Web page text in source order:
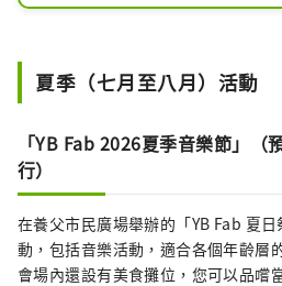
設施也一應俱全
夏季（七月至八月）活動
「YB Fab 2026夏季音樂節」（
行）
在養父市民廣場舉辦的「YB Fab 夏
動，包括音樂活動，適合各個年齡層
會場內還設有美食攤位，您可以品嚐